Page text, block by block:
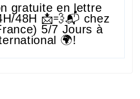
gratuite en lettre
48H 📩💨📬 chez
5/7 Jours à
🌍!